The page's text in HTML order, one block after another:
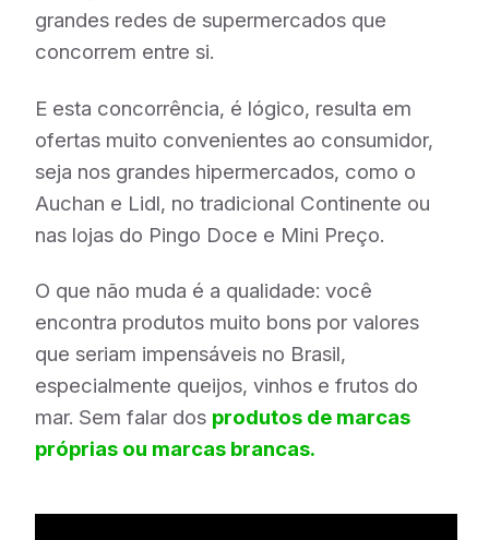
grandes redes de supermercados que
concorrem entre si.
E esta concorrência, é lógico, resulta em
ofertas muito convenientes ao consumidor,
seja nos grandes hipermercados, como o
Auchan e Lidl, no tradicional Continente ou
nas lojas do Pingo Doce e Mini Preço.
O que não muda é a qualidade: você
encontra produtos muito bons por valores
que seriam impensáveis no Brasil,
especialmente queijos, vinhos e frutos do
mar. Sem falar dos produtos de marcas
próprias ou marcas brancas.